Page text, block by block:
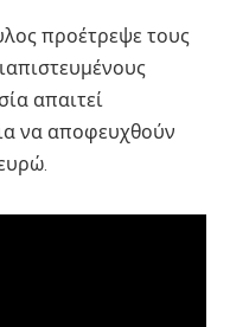
προέτρεψε τους
απαιτεί
να αποφευχθούν